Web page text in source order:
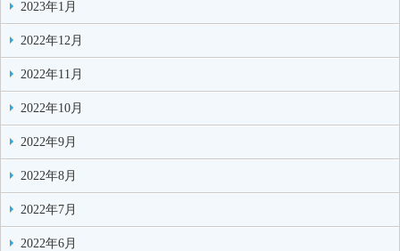
2023年1月
2022年12月
2022年11月
2022年10月
2022年9月
2022年8月
2022年7月
2022年6月